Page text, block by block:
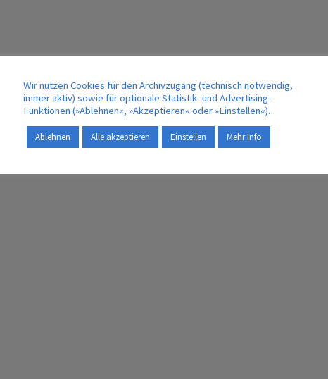
Wir nutzen Cookies für den Archivzugang (technisch notwendig,
immer aktiv) sowie für optionale Statistik- und Advertising-
Funktionen (»Ablehnen«, »Akzeptieren« oder »Einstellen«).
Ablehnen Alle akzeptieren Einstellen Mehr Info